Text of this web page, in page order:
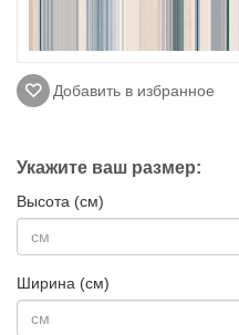
Добавить в избранное
Укажите ваш размер:
Высота (см)
Ширина (см)